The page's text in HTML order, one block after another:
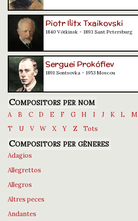
Piotr Ilitx Txaikovski
1840 Vótkinsk - 1893 Sant Petersburg
Serguei Prokófiev
1891 Sontsovka - 1953 Moscou
Compositors per nom
A B C D E F G H I J K L M
T
U V W X Y Z Tots
Compositors per gèneres
Adagios
Allegrettos
Allegros
Altres peces
Andantes